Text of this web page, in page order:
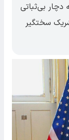
دچار بی‌ثباتی
سختگیر